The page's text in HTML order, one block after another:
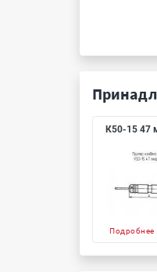
К50-15 47
Подробнее